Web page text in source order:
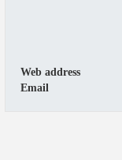
Web address
Email